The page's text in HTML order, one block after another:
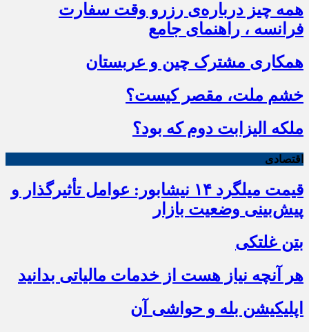
همه چیز درباره‌ی رزرو وقت سفارت
فرانسه ، راهنمای جامع
همکاری مشترک چین و عربستان
خشم ملت، مقصر کیست؟
ملکه الیزابت دوم که بود؟
اقتصادی
قیمت میلگرد ۱۴ نیشابور: عوامل تأثیرگذار و
پیش‌بینی وضعیت بازار
بتن غلتکی
هر آنچه نیاز هست از خدمات مالیاتی بدانید
اپلیکیشن بله و حواشی آن